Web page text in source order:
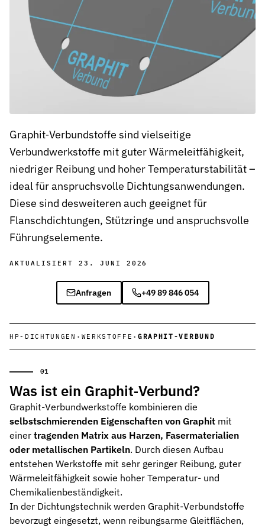
Chemieindustrie
Chemikalienbeständige Dichtungen für sichere Prozesse in
Pharmaindustrie
Hygienische Dichtungslösungen für Reinräume, Bioreaktoren
Spritzgussmaschinen
Hochdruck- und temperaturbeständige Dichtungen für
Recyclinganlagen & Umwelttechnik
Widerstandsfähige Dichtungen für Sortier-, Förder- und
Wasser- und Abwassertechnik
Korrosions- und chemikalienbeständige Dichtungen für Pumpen
Effiziente Dichtungslösungen für dynamische Antriebs- und
Wehrtechnik & Rüstung
Zuverlässige Dichtungen für sicherheitskritische Systeme
Stangendichtungen
Dichtungen für höchste Ansprüche in Hydraulik und Pneumatik
Sichere Abdichtung von Kolbenbewegungen in Hydraulik- und
O-Ringe
Universelle Dichtungslösung für vielfältige Anwendungen
Rotationsdichtungen
Dichtungslösungen für rotierende Wellen und Rotoren
Effektiver Schutz vor Schmutz, Staub und Feuchtigkeit
Führungsringe
Präzise Führung von Kolben und Stangen, verhindert
Graphit‑Verbundstoffe sind vielseitige
Verbundwerkstoffe mit guter Wärmeleitfähigkeit,
niedriger Reibung und hoher Temperaturstabilität –
ideal für anspruchsvolle Dichtungsanwendungen.
Diese sind desweiteren auch geeignet für
Flanschdichtungen, Stützringe und anspruchsvolle
Führungselemente.
AKTUALISIERT 23. JUNI 2026
Anfragen +49 89 846 054
HP-DICHTUNGEN › WERKSTOFFE ›GRAPHIT-VERBUND
Was ist ein Graphit‑Verbund?
Graphit-Verbundwerkstoffe kombinieren die
selbstschmierenden Eigenschaften von Graphit mit
einer tragenden Matrix aus Harzen, Fasermaterialien
oder metallischen Partikeln. Durch diesen Aufbau
entstehen Werkstoffe mit sehr geringer Reibung, guter
Wärmeleitfähigkeit sowie hoher Temperatur- und
Chemikalienbeständigkeit.
In der Dichtungstechnik werden Graphit-Verbundstoffe
bevorzugt eingesetzt, wenn reibungsarme Gleitflächen,